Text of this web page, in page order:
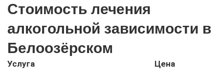
Стоимость лечения
алкогольной зависимости в
Белоозёрском
Услуга
Цена